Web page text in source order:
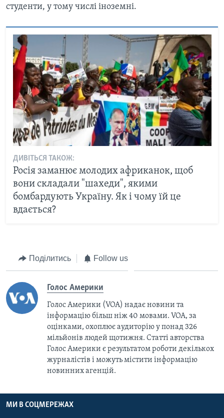
студенти, у тому числі іноземні.
ДИВІТЬСЯ ТАКОЖ:
Росія заманює молодих африканок, щоб
вони складали "шахеди", якими
бомбардують Україну. Як і чому їй це
вдається?
Поділитись Follow us
Голос Америки
Голос Америки (VOA) надає новини та
інформацію більш ніж 40 мовами. VOA, за
оцінками, охоплює аудиторію у понад 326
мільйонів людей щотижня. Статті авторства
Голос Америки є результатом роботи декількох
журналістів і можуть містити інформацію
новинних агенцій.
МИ В СОЦМЕРЕЖАХ